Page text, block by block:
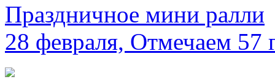
Праздничное мини ралли
28 февраля, Отмечаем 57